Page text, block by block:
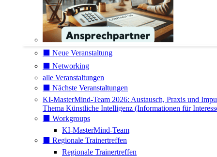
⬛️ Neue Veranstaltung
⬛️ Networking
alle Veranstaltungen
⬛️ Nächste Veranstaltungen
KI-MasterMind-Team 2026: Austausch, Praxis und
Thema Künstliche Intelligenz (Informationen für
⬛️ Workgroups
KI-MasterMind-Team
⬛️ Regionale Trainertreffen
Regionale Trainertreffen